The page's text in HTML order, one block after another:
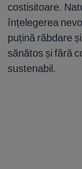
costisitoare.
înțelegerea
puțină răbdare
sănătos și fără
sustenabil.